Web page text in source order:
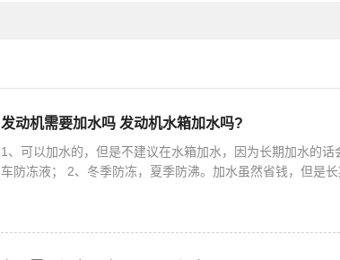
发动机需要加水吗 发动机水箱加水吗?
1、可以加水的，但是不建议在水箱加水，因为长期加水的
车防冻液； 2、冬季防冻，夏季防沸。加水虽然省钱，但是